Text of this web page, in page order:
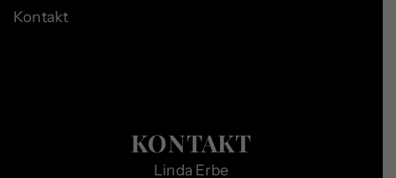
Kontakt
KONTAKT
Linda Erbe